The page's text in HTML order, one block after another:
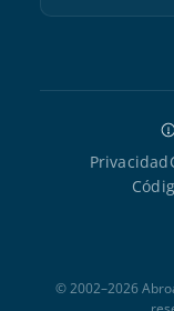
Privacidad
© 2002–2026